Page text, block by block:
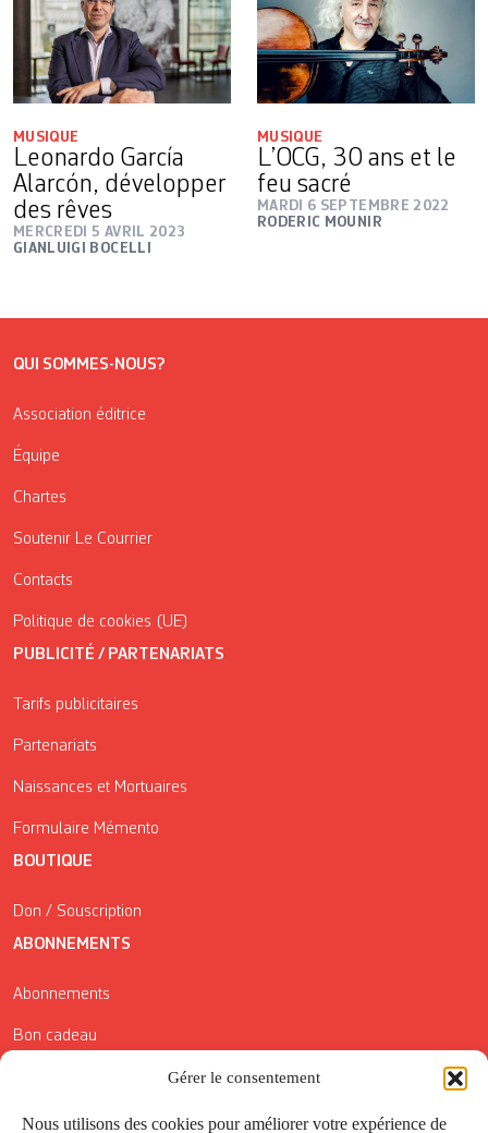
Gérer le consentement
Nous utilisons des cookies pour améliorer votre expérience de
MUSIQUE
Leonardo García
Alarcón, développer
des rêves
MERCREDI 5 AVRIL 2023
GIANLUIGI BOCELLI
MUSIQUE
L’OCG, 30 ans et le
feu sacré
MARDI 6 SEPTEMBRE 2022
RODERIC MOUNIR
QUI SOMMES-NOUS?
Association éditrice
Équipe
Chartes
Soutenir Le Courrier
Contacts
Politique de cookies (UE)
PUBLICITÉ / PARTENARIATS
Tarifs publicitaires
Partenariats
Naissances et Mortuaires
Formulaire Mémento
BOUTIQUE
Don / Souscription
ABONNEMENTS
Abonnements
Bon cadeau
Conditions générales de vente
Réductions de la Carte Côté Courrier